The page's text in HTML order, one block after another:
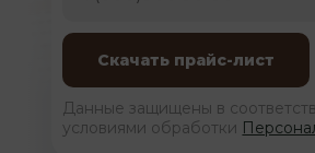
Данные защищены в
условиями обработки